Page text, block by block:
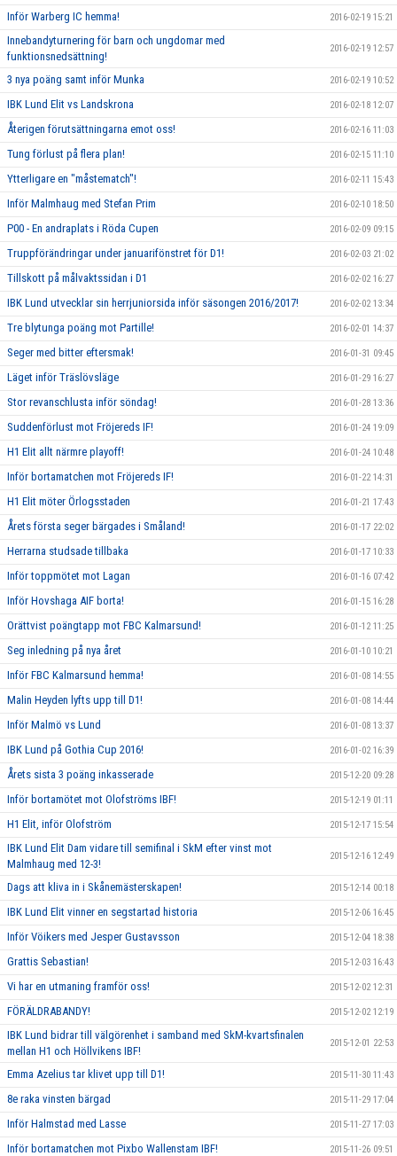
Inför Warberg IC hemma! 2016-02-19 15:21
Innebandyturnering för barn och ungdomar med
funktionsnedsättning!
2016-02-19 12:57
3 nya poäng samt inför Munka 2016-02-19 10:52
IBK Lund Elit vs Landskrona 2016-02-18 12:07
Återigen förutsättningarna emot oss! 2016-02-16 11:03
Tung förlust på flera plan! 2016-02-15 11:10
Ytterligare en "måstematch"! 2016-02-11 15:43
Inför Malmhaug med Stefan Prim 2016-02-10 18:50
P00 - En andraplats i Röda Cupen 2016-02-09 09:15
Truppförändringar under januarifönstret för D1! 2016-02-03 21:02
Tillskott på målvaktssidan i D1 2016-02-02 16:27
IBK Lund utvecklar sin herrjuniorsida inför säsongen 2016/2017! 2016-02-02 13:34
Tre blytunga poäng mot Partille! 2016-02-01 14:37
Seger med bitter eftersmak! 2016-01-31 09:45
Läget inför Träslövsläge 2016-01-29 16:27
Stor revanschlusta inför söndag! 2016-01-28 13:36
Suddenförlust mot Fröjereds IF! 2016-01-24 19:09
H1 Elit allt närmre playoff! 2016-01-24 10:48
Inför bortamatchen mot Fröjereds IF! 2016-01-22 14:31
H1 Elit möter Örlogsstaden 2016-01-21 17:43
Årets första seger bärgades i Småland! 2016-01-17 22:02
Herrarna studsade tillbaka 2016-01-17 10:33
Inför toppmötet mot Lagan 2016-01-16 07:42
Inför Hovshaga AIF borta! 2016-01-15 16:28
Orättvist poängtapp mot FBC Kalmarsund! 2016-01-12 11:25
Seg inledning på nya året 2016-01-10 10:21
Inför FBC Kalmarsund hemma! 2016-01-08 14:55
Malin Heyden lyfts upp till D1! 2016-01-08 14:44
Inför Malmö vs Lund 2016-01-08 13:37
IBK Lund på Gothia Cup 2016! 2016-01-02 16:39
Årets sista 3 poäng inkasserade 2015-12-20 09:28
Inför bortamötet mot Olofströms IBF! 2015-12-19 01:11
H1 Elit, inför Olofström 2015-12-17 15:54
IBK Lund Elit Dam vidare till semifinal i SkM efter vinst mot
Malmhaug med 12-3!
2015-12-16 12:49
Dags att kliva in i Skånemästerskapen! 2015-12-14 00:18
IBK Lund Elit vinner en segstartad historia 2015-12-06 16:45
Inför Vöikers med Jesper Gustavsson 2015-12-04 18:38
Grattis Sebastian! 2015-12-03 16:43
Vi har en utmaning framför oss! 2015-12-02 12:31
FÖRÄLDRABANDY! 2015-12-02 12:19
IBK Lund bidrar till välgörenhet i samband med SkM-kvartsfinalen
mellan H1 och Höllvikens IBF!
2015-12-01 22:53
Emma Azelius tar klivet upp till D1! 2015-11-30 11:43
8e raka vinsten bärgad 2015-11-29 17:04
Inför Halmstad med Lasse 2015-11-27 17:03
Inför bortamatchen mot Pixbo Wallenstam IBF! 2015-11-26 09:51